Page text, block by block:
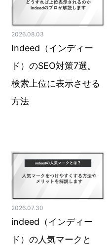
2026.08.03
Indeed（インディー
ド）のSEO対策7選。
検索上位に表示させる
方法
2026.07.30
indeed（インディー
ド）の人気マークと